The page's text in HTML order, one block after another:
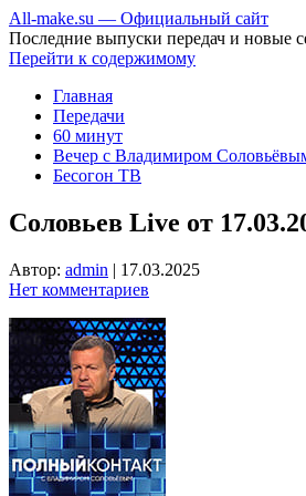
All-make.su — Официальный сайт
Последние выпуски передач и новые
Перейти к содержимому
Главная
Передачи
60 минут
Вечер с Владимиром
Бесогон ТВ
Соловьев Live от
Автор: admin | 17.03.2025
Нет комментариев